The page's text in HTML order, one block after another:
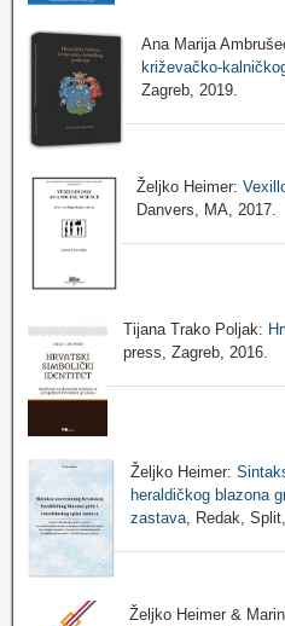
Ana Marija
križevačko-
Zagreb, 2019.
Željko Heimer:
Danvers, MA, 2017.
Tijana Trako Poljak:
press, Zagreb, 2016.
Željko Heimer:
heraldičkog blazona
zastava, Redak,
Željko Heimer &